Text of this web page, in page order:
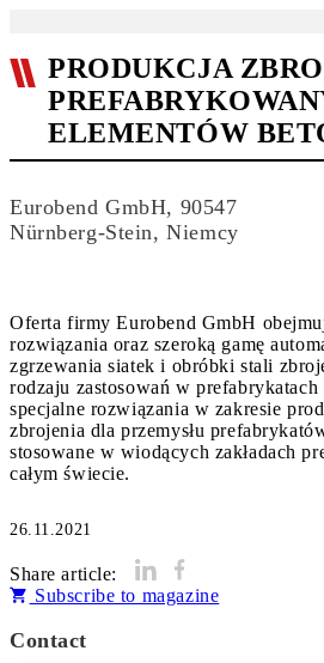
PRODUKCJA
ELEMENTÓW
Eurobend GmbH, 90547
Nürnberg-Stein, Niemcy
Oferta firmy Eurobend GmbH
rozwiązania oraz szeroką gamę
zgrzewania siatek i obróbki stali
rodzaju zastosowań w
specjalne rozwiązania w zakresie
zbrojenia dla przemysłu
stosowane w wiodących zakładach
całym świecie.
26.11.2021
Share article:
Subscribe to magazine
Contact